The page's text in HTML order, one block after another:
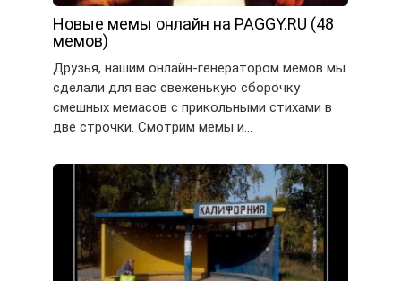
Новые мемы онлайн на PAGGY.RU (48
мемов)
Друзья, нашим онлайн-генератором мемов мы
сделали для вас свеженькую сборочку
смешных мемасов с прикольными стихами в
две строчки. Смотрим мемы и…